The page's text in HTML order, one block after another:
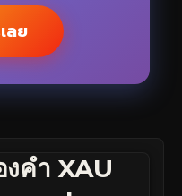
ลย
งคำ XAU